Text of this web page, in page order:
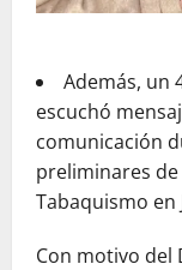
Además, un
escuchó
comunicación
preliminares
Tabaquismo en
Con motivo del